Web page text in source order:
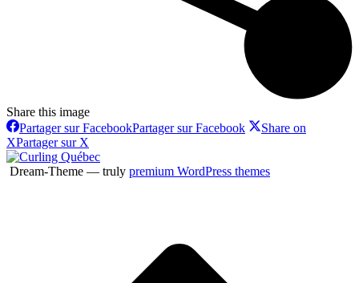
Share this image
Partager sur FacebookPartager sur Facebook
Share on
XPartager sur X
Dream-Theme — truly premium WordPress themes